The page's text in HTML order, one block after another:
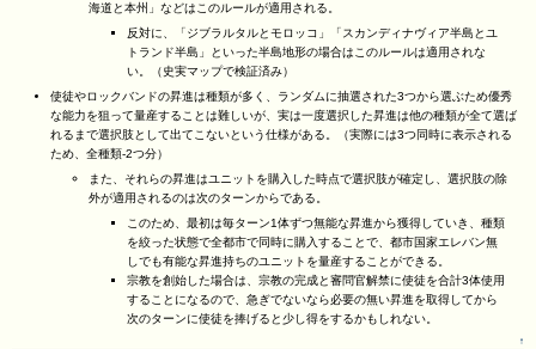
海道と本州」などはこのルールが適用される。
反対に、「ジブラルタルとモロッコ」「スカンディナヴィア半島とユ
トランド半島」といった半島地形の場合はこのルールは適用されな
い。（史実マップで検証済み）
使徒やロックバンドの昇進は種類が多く、ランダムに抽選された3つから選ぶため優秀
な能力を狙って量産することは難しいが、実は一度選択した昇進は他の種類が全て選ば
れるまで選択肢として出てこないという仕様がある。（実際には3つ同時に表示される
ため、全種類-2つ分）
また、それらの昇進はユニットを購入した時点で選択肢が確定し、選択肢の除
外が適用されるのは次のターンからである。
このため、最初は毎ターン1体ずつ無能な昇進から獲得していき、種類
を絞った状態で全都市で同時に購入することで、都市国家エレバン無
しでも有能な昇進持ちのユニットを量産することができる。
宗教を創始した場合は、宗教の完成と審問官解禁に使徒を合計3体使用
することになるので、急ぎでないなら必要の無い昇進を取得してから
次のターンに使徒を捧げると少し得をするかもしれない。
↑